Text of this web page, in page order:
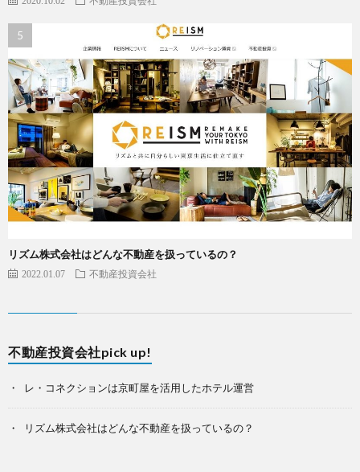
リズム株式会社はどんな不動産を扱っているの？
2022.01.07 不動産投資会社
不動産投資会社pick up!
レ・コネクションは京町屋を活用したホテル運営
リズム株式会社はどんな不動産を扱っているの？